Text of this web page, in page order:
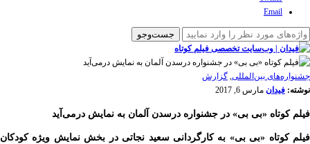
Email
‌‌جشنواره‌های بین‌المللی, گزارش
نوشته: فیدان مارس 6, 2017
فیلم کوتاه «بی بی» در جشنواره درسدن آلمان به نمایش درمی‌آید
فیلم کوتاه «بی بی» به کارگردانی سعید نجاتی در بخش نمایش ویژه کودکان